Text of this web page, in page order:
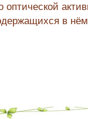
оптической
в